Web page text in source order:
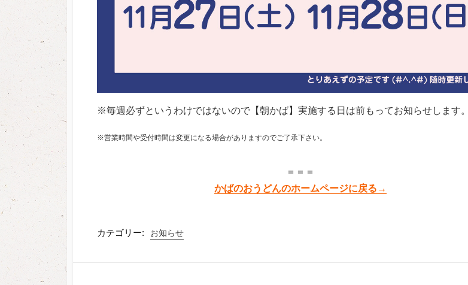
※毎週必ずというわけではないので【朝かば】実施する日は前もってお知らせします。
※営業時間や受付時間は変更になる場合がありますのでご了承下さい。
＝＝＝
かばのおうどんのホームページに戻る→
カテゴリー: お知らせ